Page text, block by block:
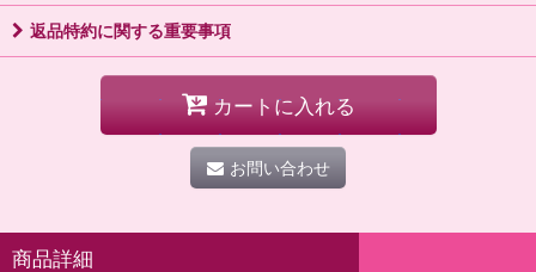
返品特約に関する重要事項
カートに入れる
お問い合わせ
商品詳細